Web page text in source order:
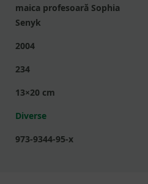
maica profesoară Sophia
Senyk
2004
234
13×20 cm
Diverse
973-9344-95-x